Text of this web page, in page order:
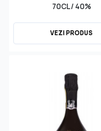
70CL / 40%
VEZI PRODUS